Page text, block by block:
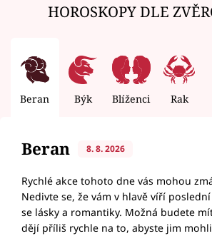
HOROSKOPY DLE
Beran Býk Blíženci Rak
Beran 8. 8. 2026
Rychlé akce tohoto dne vás mohou
Nedivte se, že vám v hlavě víří
se lásky a romantiky. Možná budete
dějí příliš rychle na to, abyste jim